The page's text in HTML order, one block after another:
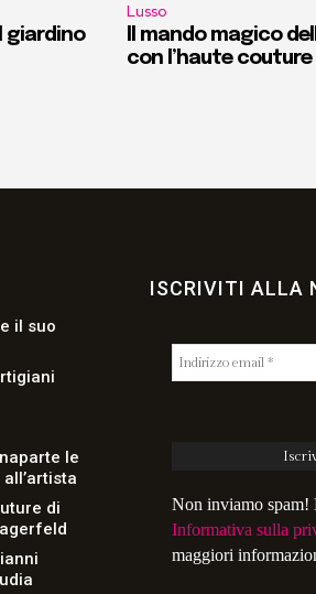
giardino
Lusso
Il mando magico
con l’haute couture
il suo
le
di
ISCRIVITI ALLA
Non inviamo spam!
Informativa sulla
maggiori